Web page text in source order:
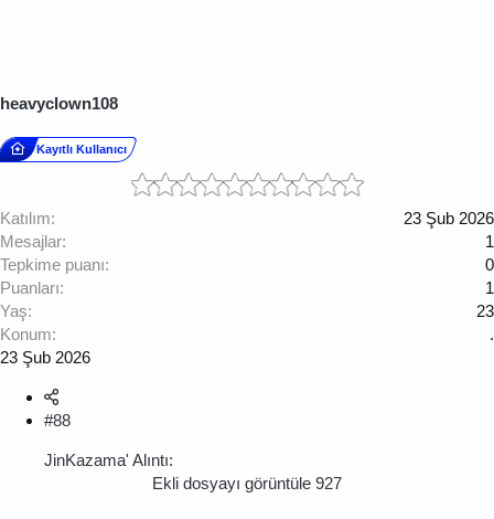
heavyclown108
Kayıtlı Kullanıcı
Katılım
23 Şub 2026
Mesajlar
1
Tepkime puanı
0
Puanları
1
Yaş
23
Konum
.
23 Şub 2026
#88
JinKazama' Alıntı:
Ekli dosyayı görüntüle 927